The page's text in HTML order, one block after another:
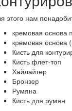
этого нам
кремовая основа
кремовая основа
Кисть для
Кисть флет-топ
Хайлайтер
Бронзер
Румяна
Кисть для румян